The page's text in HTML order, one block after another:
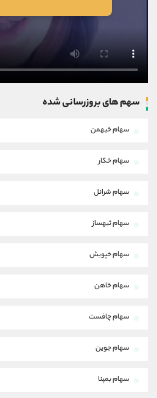
سهم های بروزرسانی شده
سهام خبهمن
سهام خکار
سهام شرانل
سهام ثبهساز
سهام خپویش
سهام خاهن
سهام چافست
سهام جوین
سهام بمپنا